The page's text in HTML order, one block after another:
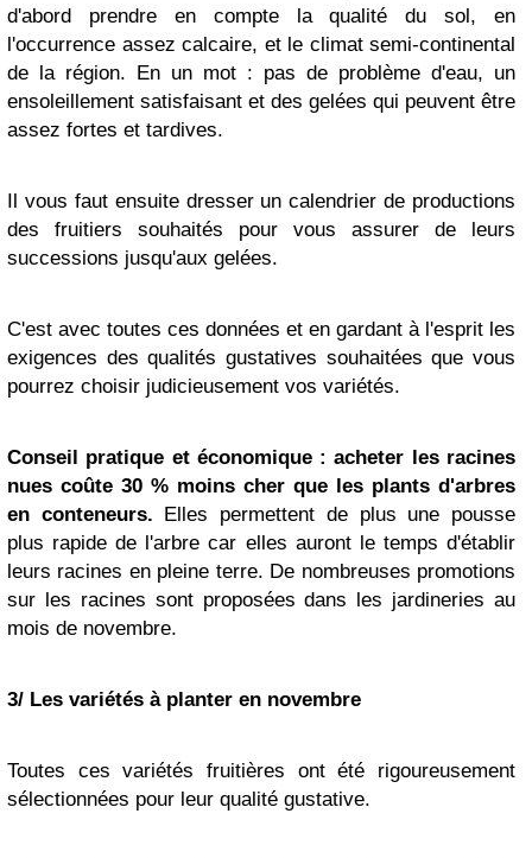
d'abord prendre en compte la qualité du sol, en
l'occurrence assez calcaire, et le climat semi-continental
de la région. En un mot : pas de problème d'eau, un
ensoleillement satisfaisant et des gelées qui peuvent être
assez fortes et tardives.
Il vous faut ensuite dresser un calendrier de productions
des fruitiers souhaités pour vous assurer de leurs
successions jusqu'aux gelées.
C'est avec toutes ces données et en gardant à l'esprit les
exigences des qualités gustatives souhaitées que vous
pourrez choisir judicieusement vos variétés.
Conseil pratique et économique : acheter les racines
nues coûte 30 % moins cher que les plants d'arbres
en conteneurs. Elles permettent de plus une pousse
plus rapide de l'arbre car elles auront le temps d'établir
leurs racines en pleine terre. De nombreuses promotions
sur les racines sont proposées dans les jardineries au
mois de novembre.
3/ Les variétés à planter en novembre
Toutes ces variétés fruitières ont été rigoureusement
sélectionnées pour leur qualité gustative.